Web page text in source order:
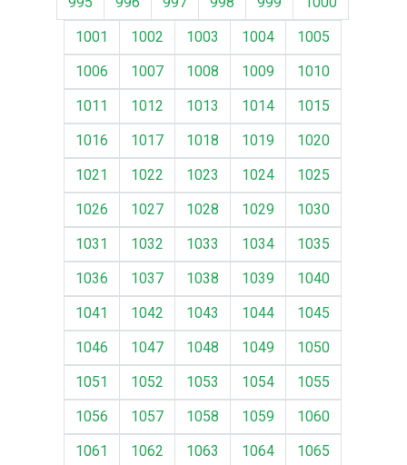
1001
1002 1003 1004
1005
1006
1007 1008 1009
1010
1011
1012 1013 1014
1015
1016
1017 1018 1019
1020
1021
1022 1023 1024
1025
1026
1027 1028 1029
1030
1031
1032 1033 1034
1035
1036
1037 1038 1039
1040
1041
1042 1043 1044
1045
1046
1047 1048 1049
1050
1051
1052 1053 1054
1055
1056
1057 1058 1059
1060
1061
1062 1063 1064 1065